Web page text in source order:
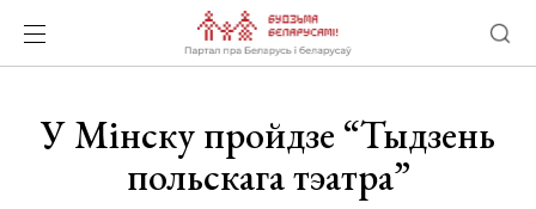
У Мінску пройдзе “Тыдзень
польскага тэатра”